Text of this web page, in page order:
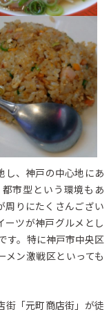
し、神戸の中心地にあ
市型という環境もあ
周りにたくさんござい
ーツが神戸グルメとし
す。特に神戸市中央区
メン激戦区といっても
街「元町商店街」が徒